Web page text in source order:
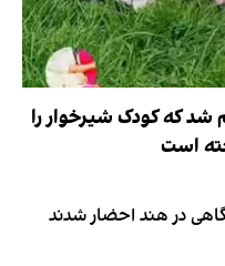
شد که کودک شیرخوار را
است
در هند احضار شدند